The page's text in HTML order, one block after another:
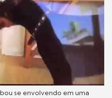
se envolvendo em uma